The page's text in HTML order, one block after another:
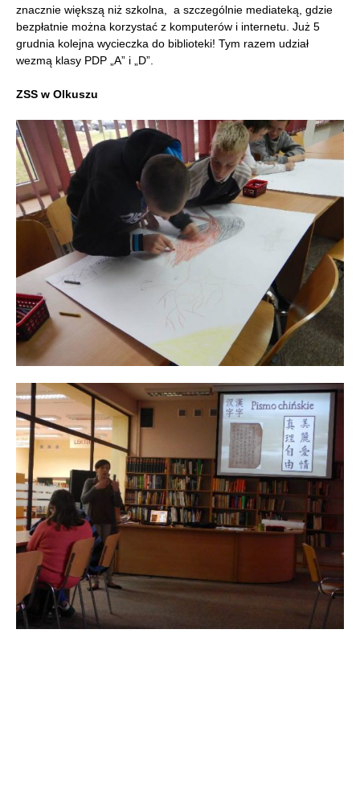
znacznie większą niż szkolna, a szczególnie mediateką, gdzie
bezpłatnie można korzystać z komputerów i internetu. Już 5
grudnia kolejna wycieczka do biblioteki! Tym razem udział
wezmą klasy PDP „A” i „D”.
ZSS w Olkuszu